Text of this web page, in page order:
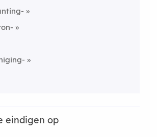
eindigen op